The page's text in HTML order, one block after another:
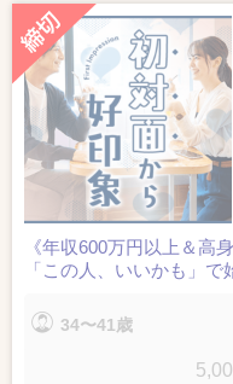
《年収600万円以上＆高
「この人、いいかも」で
34〜41歳